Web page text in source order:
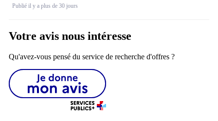
Publié il y a plus de 30 jours
Votre avis nous intéresse
Qu'avez-vous pensé du service de recherche d'offres ?